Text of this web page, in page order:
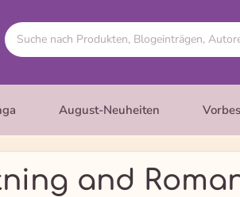
August-Neuheiten
and